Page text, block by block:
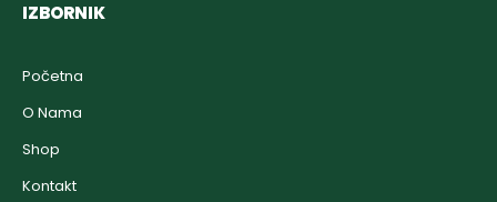
IZBORNIK
Početna
O Nama
Shop
Kontakt